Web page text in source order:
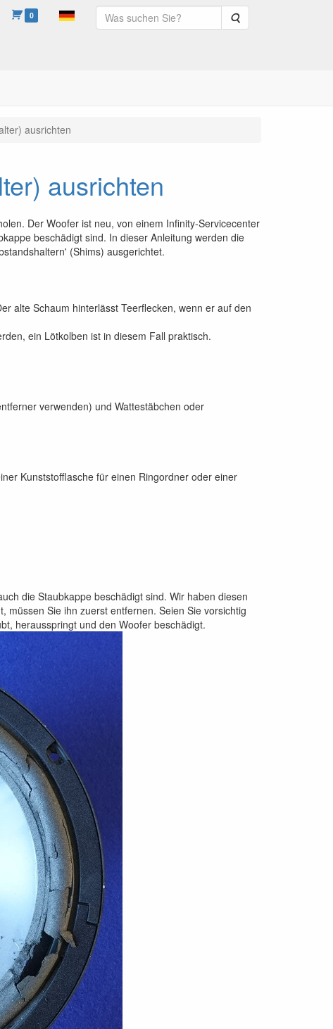
0 Suche
ausrichten
ausrichten
Der Woofer ist neu, von einem Infinity-Servicecenter
beschädigt sind. In dieser Anleitung werden die
(Shims) ausgerichtet.
alte Schaum hinterlässt Teerflecken, wenn er auf den
ein Lötkolben ist in diesem Fall praktisch.
verwenden) und Wattestäbchen oder
Kunststofflasche für einen Ringordner oder einer
die Staubkappe beschädigt sind. Wir haben diesen
Sie ihn zuerst entfernen. Seien Sie vorsichtig
herausspringt und den Woofer beschädigt.